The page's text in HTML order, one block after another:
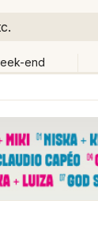
end
Publier
Grands
Bordeaux
Partout